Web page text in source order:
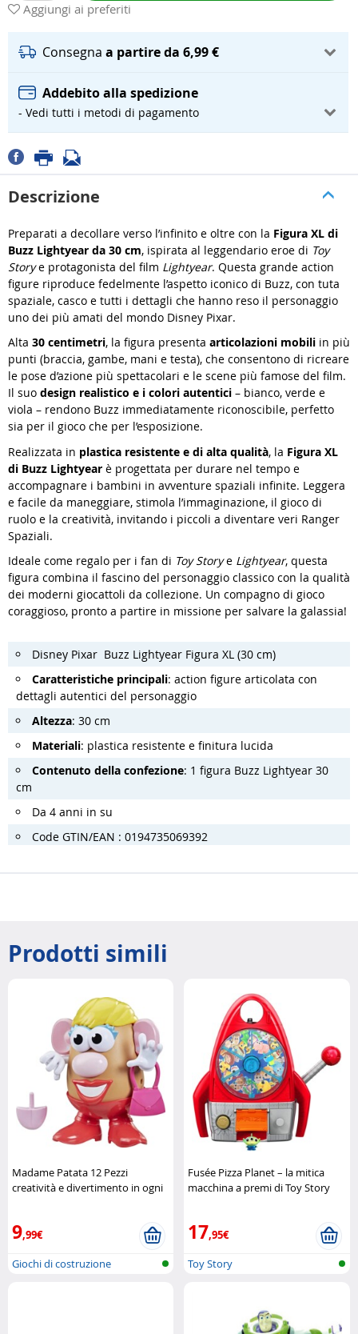
Aggiungi ai preferiti
Consegna a partire da 6,99 €
Addebito alla spedizione
- Vedi tutti i metodi di pagamento
Descrizione
Preparati a decollare verso l’infinito e oltre con la Figura XL di
Buzz Lightyear da 30 cm, ispirata al leggendario eroe di Toy
Storye protagonista del film Lightyear. Questa grande action
figure riproduce fedelmente l’aspetto iconico di Buzz, con tuta
spaziale, casco e tutti i dettagli che hanno reso il personaggio
uno dei più amati del mondo Disney Pixar.
Alta 30 centimetri, la figura presenta articolazioni mobili in più
punti (braccia, gambe, mani e testa), che consentono di ricreare
le pose d’azione più spettacolari e le scene più famose del film.
Il suo design realistico e i colori autentici – bianco, verde e
viola – rendono Buzz immediatamente riconoscibile, perfetto
sia per il gioco che per l’esposizione.
Realizzata in plastica resistente e di alta qualità, la Figura XL
di Buzz Lightyear è progettata per durare nel tempo e
accompagnare i bambini in avventure spaziali infinite. Leggera
e facile da maneggiare, stimola l’immaginazione, il gioco di
ruolo e la creatività, invitando i piccoli a diventare veri Ranger
Spaziali.
Ideale come regalo per i fan di Toy Storye Lightyear, questa
figura combina il fascino del personaggio classico con la qualità
dei moderni giocattoli da collezione. Un compagno di gioco
coraggioso, pronto a partire in missione per salvare la galassia!
Disney Pixar Buzz Lightyear Figura XL (30 cm)
Caratteristiche principali: action figure articolata con
dettagli autentici del personaggio
Altezza: 30 cm
Materiali: plastica resistente e finitura lucida
Contenuto della confezione: 1 figura Buzz Lightyear 30
cm
Da 4 anni in su
Code GTIN/EAN : 0194735069392
Prodotti simili
Madame Patata 12 Pezzi
creatività e divertimento in ogni
9,99€
Giochi di costruzione
Fusée Pizza Planet – la mitica
macchina a premi di Toy Story
17,95€
Toy Story